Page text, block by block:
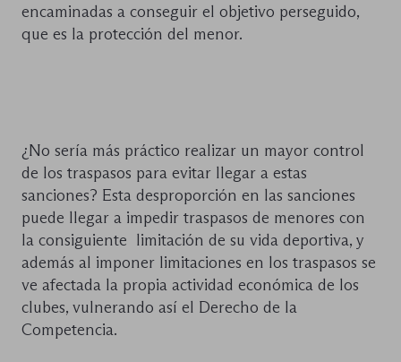
encaminadas a conseguir el objetivo perseguido,
que es la protección del menor.
¿No sería más práctico realizar un mayor control
de los traspasos para evitar llegar a estas
sanciones? Esta desproporción en las sanciones
puede llegar a impedir traspasos de menores con
la consiguiente limitación de su vida deportiva, y
además al imponer limitaciones en los traspasos se
ve afectada la propia actividad económica de los
clubes, vulnerando así el Derecho de la
Competencia.